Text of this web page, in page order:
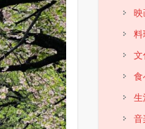
映
料
文
食
生
音